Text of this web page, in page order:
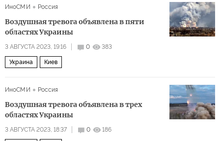
ИноСМИ Россия
Воздушная тревога объявлена в пяти
областях Украины
3 АВГУСТА 2023, 19:16 0 383
Украина Киев
ИноСМИ Россия
Воздушная тревога объявлена в трех
областях Украины
3 АВГУСТА 2023, 18:37 0 186